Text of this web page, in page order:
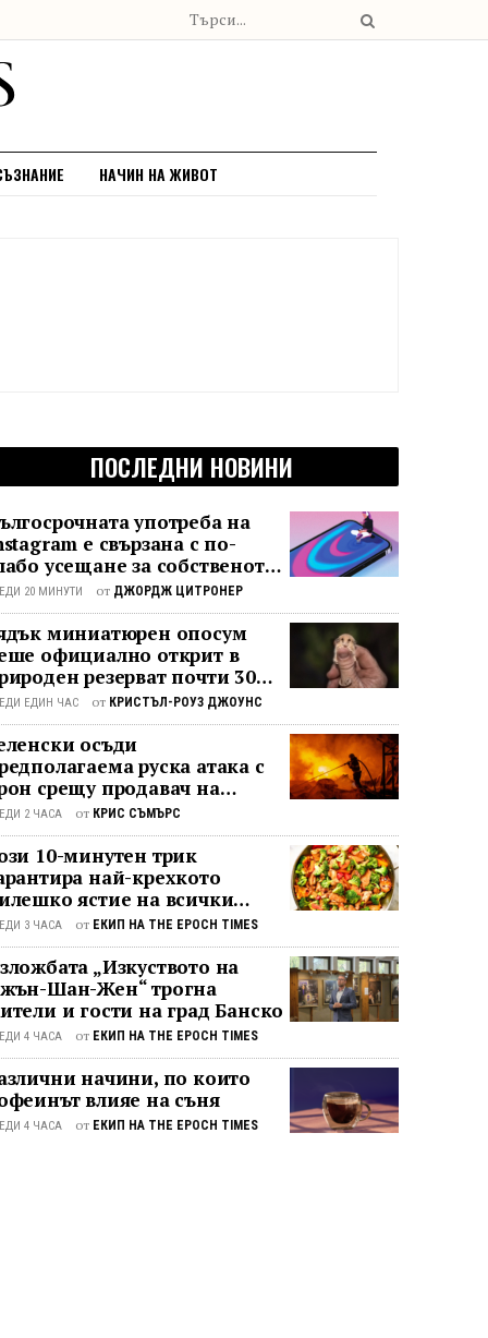
НАЧИН НА ЖИВОТ
ПОСЛЕДНИ НОВИНИ
употреба на
е свързана с по-
усещане за собственото
показва проучване
20 МИНУТИ от ДЖОРДЖ ЦИТРОНЕР
миниатюрен опосум
официално открит в
резерват почти 30
след последното му
ЕДИН ЧАС от КРИСТЪЛ-РОУЗ ДЖОУНС
осъди
руска атака с
срещу продавач на
2 ЧАСА от КРИС СЪМЪРС
10-минутен трик
най-крехкото
ястие на всички
3 ЧАСА от ЕКИП НА THE EPOCH TIMES
„Изкуството на
Шан-Жен“ трогна
и гости на град Банско
4 ЧАСА от ЕКИП НА THE EPOCH TIMES
начини, по които
влияе на съня
4 ЧАСА от ЕКИП НА THE EPOCH TIMES